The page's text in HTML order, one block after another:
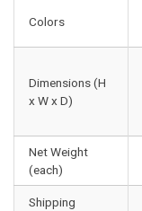
Colors
Dimensions (H
x W x D)
Net Weight
(each)
Shipping